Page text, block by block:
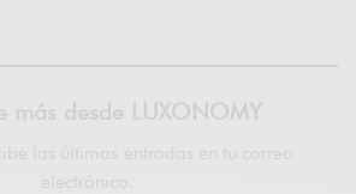
más desde LUXONOMY
las últimas entradas en tu correo
electrónico.